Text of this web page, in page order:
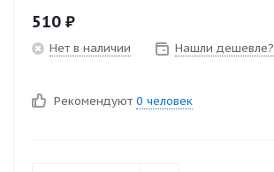
510 ₽
Нет в наличии Нашли дешевле?
Рекомендуют 0 человек